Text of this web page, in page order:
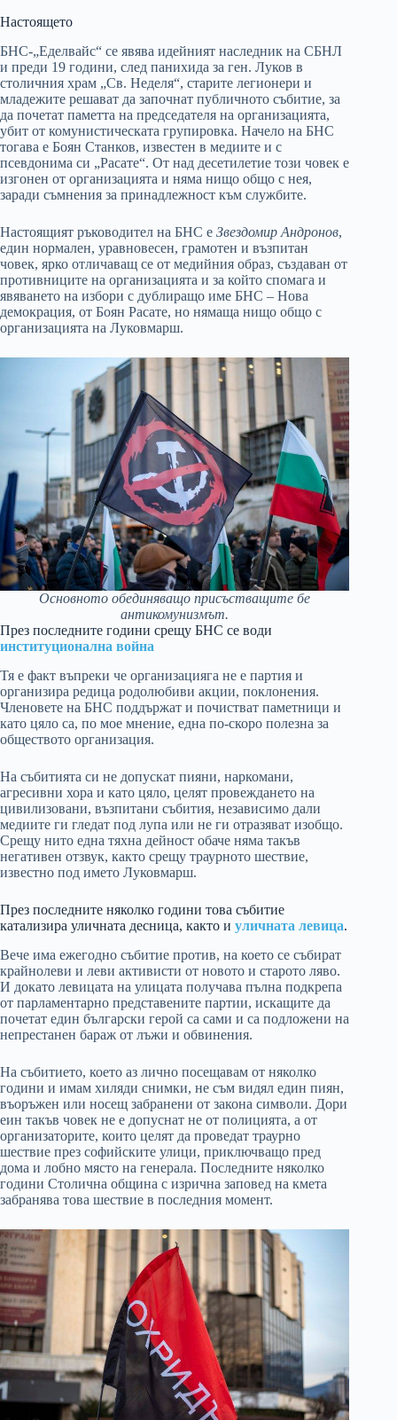
Настоящето
БНС-„Еделвайс“ се явява идейният наследник на СБНЛ
и преди 19 години, след панихида за ген. Луков в
столичния храм „Св. Неделя“, старите легионери и
младежите решават да започнат публичното събитие, за
да почетат паметта на председателя на организацията,
убит от комунистическата групировка. Начело на БНС
тогава е Боян Станков, известен в медиите и с
псевдонима си „Расате“. От над десетилетие този човек е
изгонен от организацията и няма нищо общо с нея,
заради съмнения за принадлежност към службите.
Настоящият ръководител на БНС е Звездомир Андронов,
един нормален, уравновесен, грамотен и възпитан
човек, ярко отличаващ се от медийния образ, създаван от
противниците на организацията и за който спомага и
явяването на избори с дублиращо име БНС – Нова
демокрация, от Боян Расате, но нямаща нищо общо с
организацията на Луковмарш.
Основното обединяващо присъстващите бе
антикомунизмът.
През последните години срещу БНС се води
институционална война
Тя е факт въпреки че организацияга не е партия и
организира редица родолюбиви акции, поклонения.
Членовете на БНС поддържат и почистват паметници и
като цяло са, по мое мнение, една по-скоро полезна за
обществото организация.
На събитията си не допускат пияни, наркомани,
агресивни хора и като цяло, целят провеждането на
цивилизовани, възпитани събития, независимо дали
медиите ги гледат под лупа или не ги отразяват изобщо.
Срещу нито една тяхна дейност обаче няма такъв
негативен отзвук, както срещу траурното шествие,
известно под името Луковмарш.
През последните няколко години това събитие
катализира уличната десница, както и уличната левица.
Вече има ежегодно събитие против, на което се събират
крайнолеви и леви активисти от новото и старото ляво.
И докато левицата на улицата получава пълна подкрепа
от парламентарно представените партии, искащите да
почетат един български герой са сами и са подложени на
непрестанен бараж от лъжи и обвинения.
На събитието, което аз лично посещавам от няколко
години и имам хиляди снимки, не съм видял един пиян,
въоръжен или носещ забранени от закона символи. Дори
еин такъв човек не е допуснат не от полицията, а от
организаторите, които целят да проведат траурно
шествие през софийските улици, приключващо пред
дома и лобно място на генерала. Последните няколко
години Столична община с изрична заповед на кмета
забранява това шествие в последния момент.